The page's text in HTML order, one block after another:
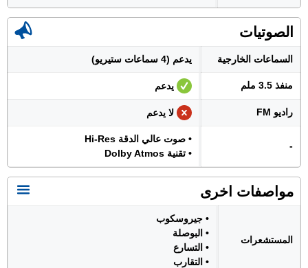
الصوتيات
السماعات الخارجية يدعم (4 سماعات ستيريو)
منفذ 3.5 ملم يدعم
راديو FM لا يدعم
-
• صوت عالي الدقة Hi-Res
• تقنية Dolby Atmos
مواصفات اخرى
المستشعرات
• جيروسكوب
• البوصلة
• التسارع
• التقارب